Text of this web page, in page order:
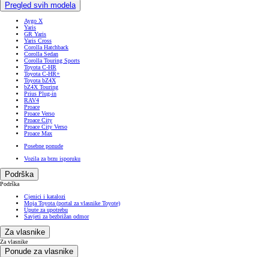
Pregled svih modela
Aygo X
Yaris
GR Yaris
Yaris Cross
Corolla Hatchback
Corolla Sedan
Corolla Touring Sports
Toyota C-HR
Toyota C-HR+
Toyota bZ4X
bZ4X Touring
Prius Plug-in
RAV4
Proace
Proace Verso
Proace City
Proace City Verso
Proace Max
Posebne ponude
Vozila za brzu isporuku
Podrška
Podrška
Cjenici i katalozi
Moja Toyota (portal za vlasnike Toyote)
Upute za upotrebu
Savjeti za bezbrižan odmor
Za vlasnike
Za vlasnike
Ponude za vlasnike